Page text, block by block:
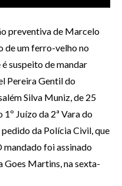
preventiva de Marcelo
de um ferro-velho no
suspeito de mandar
Pereira Gentil do
Silva Muniz, de 25
Juízo da 2ª Vara do
da Polícia Civil, que
mandado foi assinado
Goes Martins, na sexta-